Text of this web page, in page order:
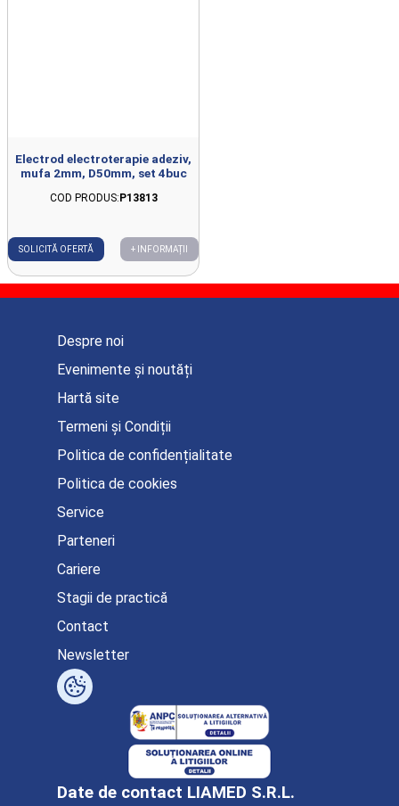
Electrod electroterapie adeziv,
mufa 2mm, D50mm, set 4buc
COD PRODUS:P13813
SOLICITĂ OFERTĂ + INFORMAȚII
Date de contact LIAMED S.R.L.
Despre noi
Evenimente și noutăți
Hartă site
Termeni și Condiții
Politica de confidențialitate
Politica de cookies
Service
Parteneri
Cariere
Stagii de practică
Contact
Newsletter